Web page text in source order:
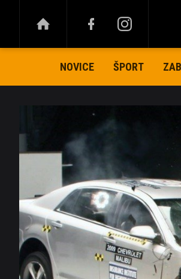
NOVICE ŠPORT